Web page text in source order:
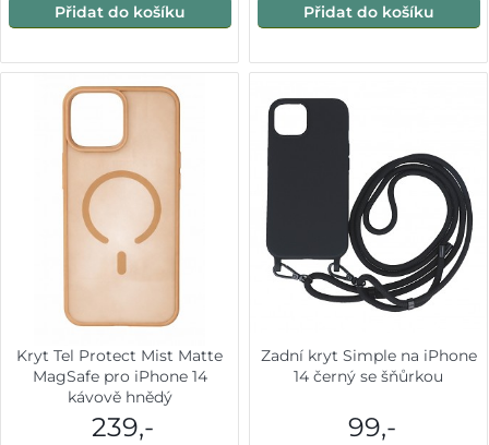
Přidat do košíku Přidat do košíku
Kryt Tel Protect Mist Matte
MagSafe pro iPhone 14
kávově hnědý
239,-
Zadní kryt Simple na iPhone
14 černý se šňůrkou
99,-